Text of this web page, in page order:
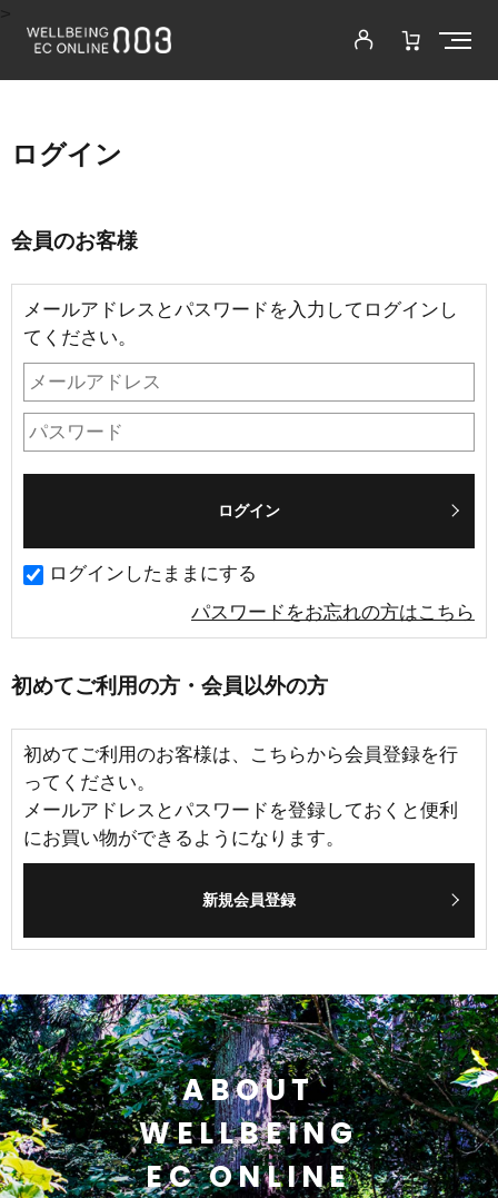
ログイン
会員のお客様
メールアドレスとパスワードを入力してログインし
てください。
ログインしたままにする
パスワードをお忘れの方はこちら
初めてご利用の方・会員以外の方
初めてご利用のお客様は、こちらから会員登録を行
ってください。
メールアドレスとパスワードを登録しておくと便利
にお買い物ができるようになります。
ABOUT
WELLBEING
EC ONLINE